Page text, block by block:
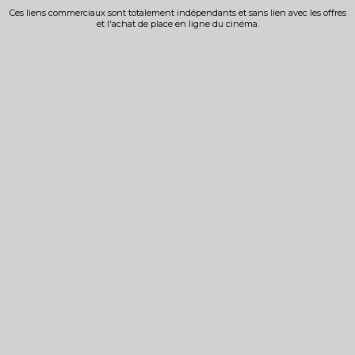
Ces liens commerciaux sont totalement indépendants et sans lien avec les offres
et l'achat de place en ligne du cinéma.